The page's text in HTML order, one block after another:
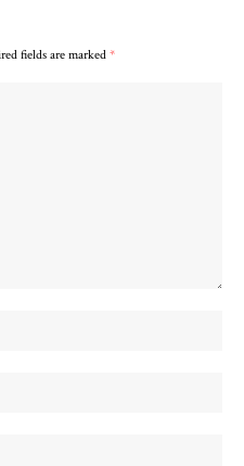
fields are marked *